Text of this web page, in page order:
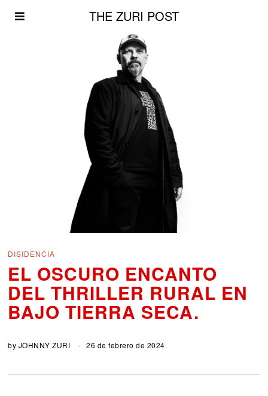
DISIDENCIA
EL OSCURO ENCANTO
DEL THRILLER RURAL EN
BAJO TIERRA SECA.
THE ZURI POST
by JOHNNY ZURI 26 de febrero de 2024